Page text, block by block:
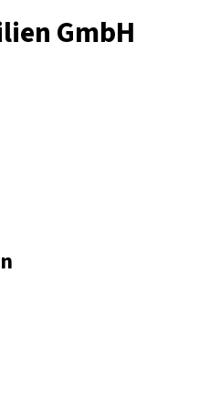
GmbH